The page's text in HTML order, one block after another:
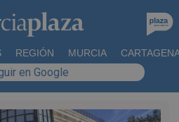
REGIÓN MURCIA
en Google